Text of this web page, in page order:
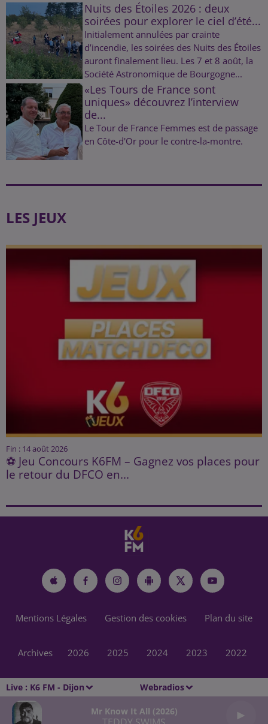
Live : K6 FM - Dijon Webradios
Mr Know It All (2026)
Nuits des Étoiles 2026 : deux
soirées pour explorer le ciel d’été...
Initialement annulées par crainte
d’incendie, les soirées des Nuits des Étoiles
auront finalement lieu. Les 7 et 8 août, la
Société Astronomique de Bourgogne...
«Les Tours de France sont
uniques» découvrez l’interview
de...
Le Tour de France Femmes est de passage
en Côte-d'Or pour le contre-la-montre.
LES JEUX
Fin : 14 août 2026
⚽ Jeu Concours K6FM – Gagnez vos places pour
le retour du DFCO en...
Mentions Légales Gestion des cookies Plan du site
Archives 2026 2025 2024 2023 2022